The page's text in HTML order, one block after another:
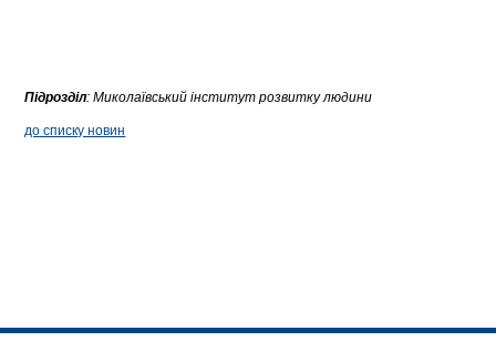
Підрозділ:Миколаївський інститут розвитку людини
до списку новин